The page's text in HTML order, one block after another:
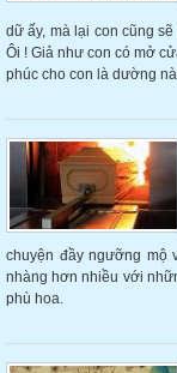
dữ ấy, mà lại con cũng
Ôi ! Giả như con có mở
phúc cho con là dường
chuyện đầy ngưỡng mộ
nhàng hơn nhiều với
phù hoa.